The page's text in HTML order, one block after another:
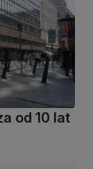
od 10 lat